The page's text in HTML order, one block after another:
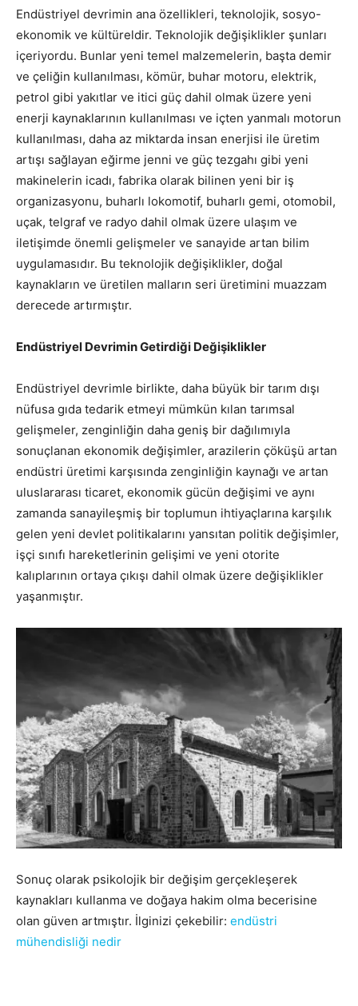
Endüstriyel devrimin ana özellikleri, teknolojik, sosyo-
ekonomik ve kültüreldir. Teknolojik değişiklikler şunları
içeriyordu. Bunlar yeni temel malzemelerin, başta demir
ve çeliğin kullanılması, kömür, buhar motoru, elektrik,
petrol gibi yakıtlar ve itici güç dahil olmak üzere yeni
enerji kaynaklarının kullanılması ve içten yanmalı motorun
kullanılması, daha az miktarda insan enerjisi ile üretim
artışı sağlayan eğirme jenni ve güç tezgahı gibi yeni
makinelerin icadı, fabrika olarak bilinen yeni bir iş
organizasyonu, buharlı lokomotif, buharlı gemi, otomobil,
uçak, telgraf ve radyo dahil olmak üzere ulaşım ve
iletişimde önemli gelişmeler ve sanayide artan bilim
uygulamasıdır. Bu teknolojik değişiklikler, doğal
kaynakların ve üretilen malların seri üretimini muazzam
derecede artırmıştır.
Endüstriyel Devrimin Getirdiği Değişiklikler
Endüstriyel devrimle birlikte, daha büyük bir tarım dışı
nüfusa gıda tedarik etmeyi mümkün kılan tarımsal
gelişmeler, zenginliğin daha geniş bir dağılımıyla
sonuçlanan ekonomik değişimler, arazilerin çöküşü artan
endüstri üretimi karşısında zenginliğin kaynağı ve artan
uluslararası ticaret, ekonomik gücün değişimi ve aynı
zamanda sanayileşmiş bir toplumun ihtiyaçlarına karşılık
gelen yeni devlet politikalarını yansıtan politik değişimler,
işçi sınıfı hareketlerinin gelişimi ve yeni otorite
kalıplarının ortaya çıkışı dahil olmak üzere değişiklikler
yaşanmıştır.
Sonuç olarak psikolojik bir değişim gerçekleşerek
kaynakları kullanma ve doğaya hakim olma becerisine
olan güven artmıştır. İlginizi çekebilir: endüstri
mühendisliği nedir